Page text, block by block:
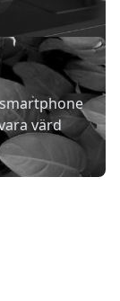
värd